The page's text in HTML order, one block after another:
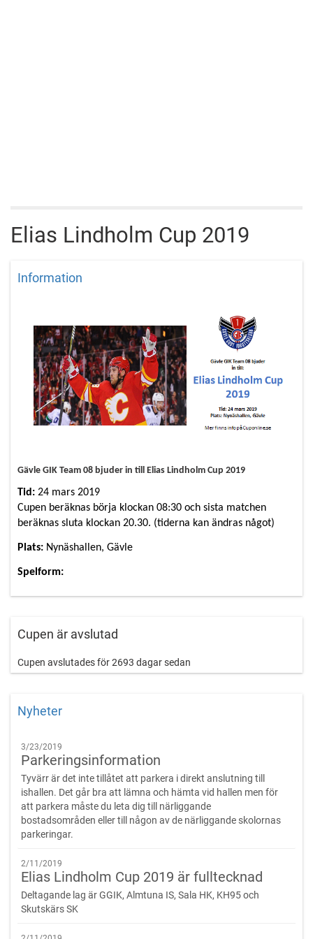
Elias Lindholm Cup 2019
Information
Gävle GIK Team 08 bjuder in till Elias Lindholm Cup 2019
Tid: 24 mars 2019
Cupen beräknas börja klockan 08:30 och sista matchen
beräknas sluta klockan 20.30. (tiderna kan ändras något)
Plats: Nynäshallen, Gävle
Spelform:
Cupen är för spelare födda 2008 eller med gällande dispens
Nivå: Medel
Regler:
Enligt Svenska Ishockeyförbundet
möten, målskillnad, flest gjorda mål, lottning
I placeringsmatcher tillämpas förlängning 5 minuter vid
oavgjort resultat
Sudden death tillämpas i förlängningen
Vid oavgjort resultat efter förlängning gäller 3 straffar för
vardera laget, därefter sudden-straffar
Föreningsdomare används. Vi uppmuntrar och hjälper våra
domare. Ingen argumentation med domarna accepteras
Utmärkelser:
Pokal till 1:an, 2:an och 3:an, alla spelare får medalj
Cupen är avslutad
Cupen avslutades för 2693 dagar sedan
Nyheter
3/23/2019
Parkeringsinformation
Tyvärr är det inte tillåtet att parkera i direkt anslutning till
ishallen. Det går bra att lämna och hämta vid hallen men för
att parkera måste du leta dig till närliggande
bostadsområden eller till någon av de närliggande skolornas
parkeringar.
2/11/2019
Elias Lindholm Cup 2019 är fulltecknad
Deltagande lag är GGIK, Almtuna IS, Sala HK, KH95 och
Skutskärs SK